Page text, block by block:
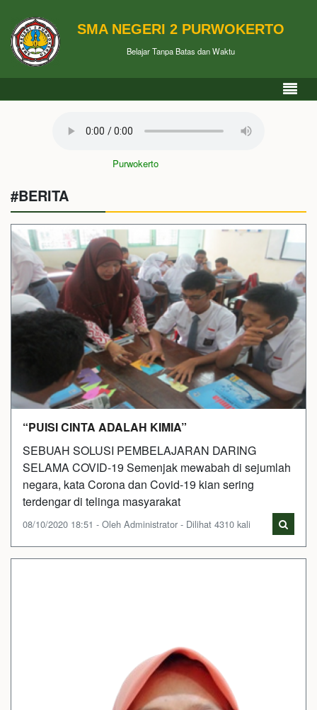
SMA NEGERI 2 PURWOKERTO
Belajar Tanpa Batas dan Waktu
Mars SMAN 2 Purwokerto
#BERITA
“PUISI CINTA ADALAH KIMIA”
SEBUAH SOLUSI PEMBELAJARAN DARING
SELAMA COVID-19 Semenjak mewabah di sejumlah
negara, kata Corona dan Covid-19 kian sering
terdengar di telinga masyarakat
08/10/2020 18:51 - Oleh Administrator - Dilihat 4310 kali